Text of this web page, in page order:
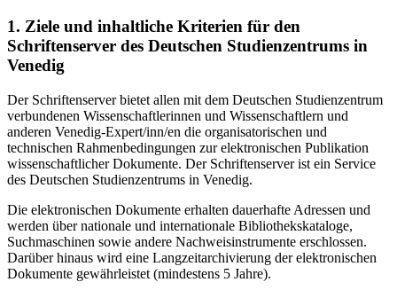
1. Ziele und inhaltliche Kriterien für den
Schriftenserver des Deutschen Studienzentrums in
Venedig
Der Schriftenserver bietet allen mit dem Deutschen Studienzentrum
verbundenen Wissenschaftlerinnen und Wissenschaftlern und
anderen Venedig-Expert/inn/en die organisatorischen und
technischen Rahmenbedingungen zur elektronischen Publikation
wissenschaftlicher Dokumente. Der Schriftenserver ist ein Service
des Deutschen Studienzentrums in Venedig.
Die elektronischen Dokumente erhalten dauerhafte Adressen und
werden über nationale und internationale Bibliothekskataloge,
Suchmaschinen sowie andere Nachweisinstrumente erschlossen.
Darüber hinaus wird eine Langzeitarchivierung der elektronischen
Dokumente gewährleistet (mindestens 5 Jahre).